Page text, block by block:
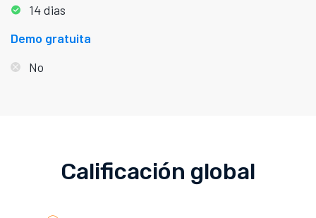
14 dias
Demo gratuita
No
Calificación global